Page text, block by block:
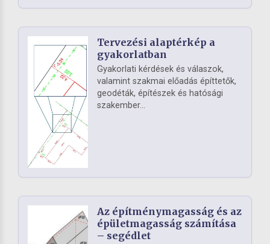
Tervezési alaptérkép a
gyakorlatban
Gyakorlati kérdések és válaszok,
valamint szakmai előadás építtetők,
geodéták, építészek és hatósági
szakember...
Az építménymagasság és az
épületmagasság számítása
– segédlet